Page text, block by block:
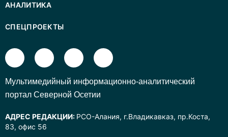
АНАЛИТИКА
СПЕЦПРОЕКТЫ
Mультимедийный информационно-аналитический
портал Северной Осетии
АДРЕС РЕДАКЦИИ: РСО-Алания, г.Владикавказ, пр.Коста,
83, офис 56